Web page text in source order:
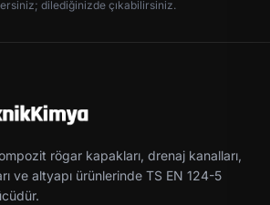
dilediğinizde çıkabilirsiniz.
rögar kapakları, drenaj kanalları,
ve altyapı ürünlerinde TS EN 124-5